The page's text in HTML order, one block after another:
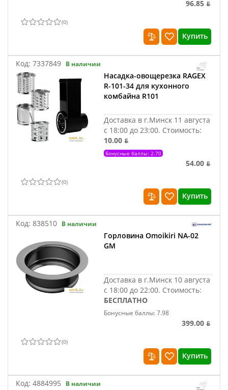
96.85 ƃ
(0)
Купить
Код: 7337849 В наличии
Насадка-овощерезка RAGEX
R-101-34 для кухонного
комбайна R101
Доставка в г.Минск 11 августа
с 18:00 до 23:00. Стоимость:
10.00 ƃ
Бонусные баллы: 2.70
54.00 ƃ
(0)
Купить
Код: 838510 В наличии
Горловина Omoikiri NA-02
GM
Доставка в г.Минск 10 августа
с 18:00 до 22:00. Стоимость:
БЕСПЛАТНО
Бонусные баллы: 7.98
399.00 ƃ
(0)
Купить
Код: 4884995 В наличии